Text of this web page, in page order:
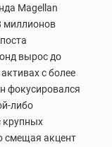
Magellan
миллионов
вырос до
с более
фокусировался
либо
крупных
смещая акцент